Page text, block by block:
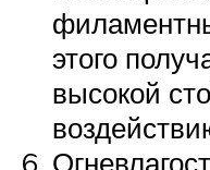
этого
высокой